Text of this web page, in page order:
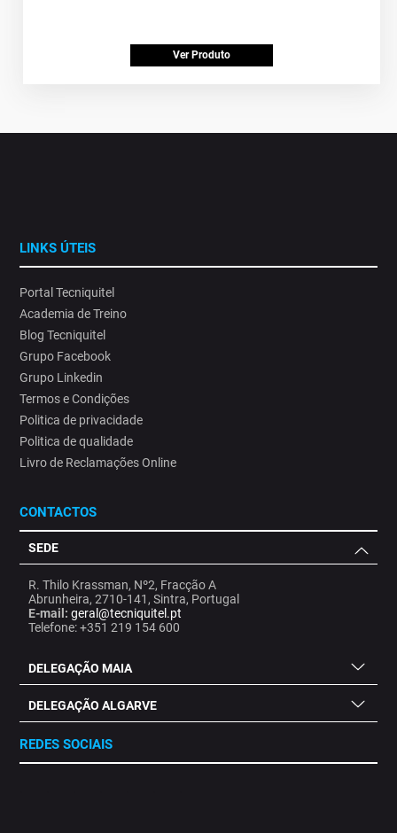
Ver Produto
LINKS ÚTEIS
Portal Tecniquitel
Academia de Treino
Blog Tecniquitel
Grupo Facebook
Grupo Linkedin
Termos e Condições
Politica de privacidade
Politica de qualidade
Livro de Reclamações Online
CONTACTOS
SEDE
R. Thilo Krassman, Nº2, Fracção A
Abrunheira, 2710-141, Sintra, Portugal
E-mail: geral@tecniquitel.pt
Telefone: +351 219 154 600
DELEGAÇÃO MAIA
DELEGAÇÃO ALGARVE
REDES SOCIAIS